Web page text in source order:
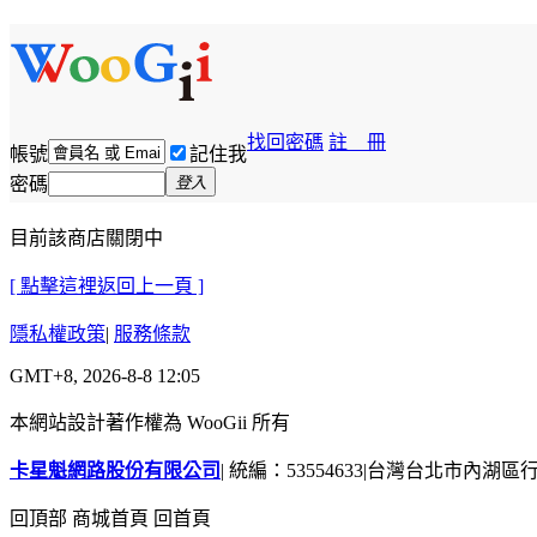
帳號 記住我
找回密碼 註 冊
密碼 登入
目前該商店關閉中
[ 點擊這裡返回上一頁 ]
隱私權政策| 服務條款
GMT+8, 2026-8-8 12:05
本網站設計著作權為 WooGii 所有
卡星魁網路股份有限公司 | 統編：53554633|台灣台北市內湖區
回頂部 商城首頁 回首頁